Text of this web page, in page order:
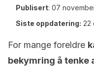
Publisert: 07
Siste oppdatering: 22
For mange foreldre
bekymring å tenke